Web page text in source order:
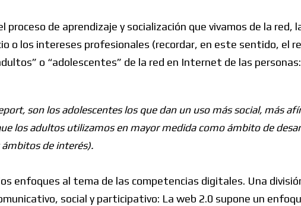
proceso de aprendizaje y socialización que vivamos de la red,
o los intereses profesionales (recordar, en este sentido, el
o “adolescentes” de la red en Internet de las
son los adolescentes los que dan un uso más social, más
los adultos utilizamos en mayor medida como ámbito de
de interés).
enfoques al tema de las competencias digitales. Una
social y participativo: La web 2.0 supone un